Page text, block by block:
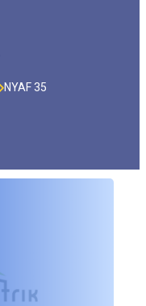
NYAF 35